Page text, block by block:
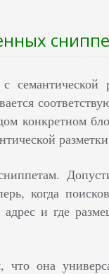
конкретном
когда
адрес и где
она